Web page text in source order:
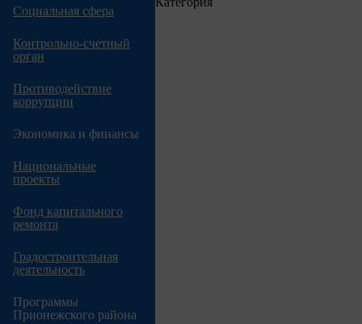
навигации
Социальная сфера
Контрольно-счетный
орган
Противодействие
коррупции
Экономика и финансы
Национальные
проекты
Фонд капитального
ремонта
Градостроительная
деятельность
Программы
Прионежского района